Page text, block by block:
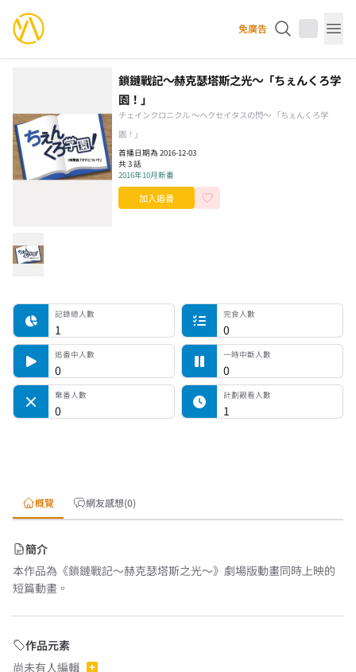
YourAnimes 你的動畫 免廣告
鎖鏈戰記～赫克瑟塔斯之光～「ちぇんくろ学
園！」
チェインクロニクル ～ヘクセイタスの閃～ 「ちぇんくろ学
園！」
首播日期為 2016-12-03
共 3 話
2016年10月新番
加入追番
記錄總人數記錄總人數
1
完食人數 完食人數
0
追番中人數
追番中人數
0
一時中斷人數
一時中斷人數
0
棄番人數
棄番人數
0
計劃觀看人數
計劃觀看人數
1
概覽 網友感想(0)
簡介
本作品為《鎖鏈戰記～赫克瑟塔斯之光～》劇場版動畫同時上映的
短篇動畫。
作品元素
尚未有人編輯